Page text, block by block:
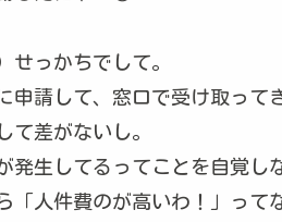
せっかちでして。
申請して、窓口で受け取って
て差がないし。
発生してるってことを自覚し
「人件費のが高いわ！」って